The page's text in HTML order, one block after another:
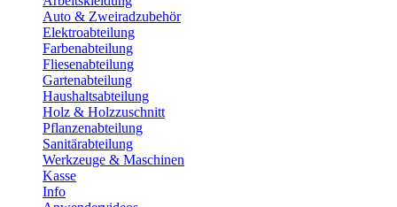
Auto & Zweiradzubehör
Elektroabteilung
Farbenabteilung
Fliesenabteilung
Gartenabteilung
Haushaltsabteilung
Holz & Holzzuschnitt
Pflanzenabteilung
Sanitärabteilung
Werkzeuge & Maschinen
Kasse
Info